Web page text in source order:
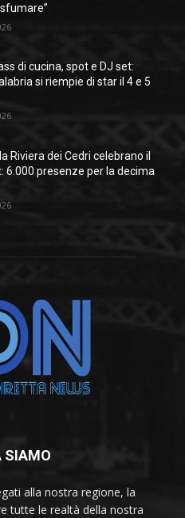
di cucina, spot e DJ set:
si riempie di star il 4 e 5
Riviera dei Cedri celebrano il
6.000 presenze per la decima
SIAMO
alla nostra regione, la
tutte le realtà della nostra